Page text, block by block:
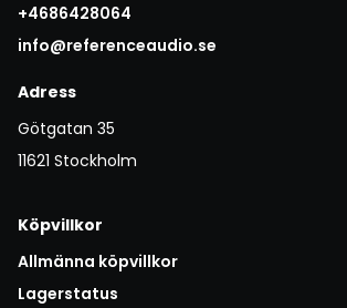
+4686428064
info@referenceaudio.se
Adress
Götgatan 35
11621 Stockholm
Köpvillkor
Allmänna köpvillkor
Lagerstatus